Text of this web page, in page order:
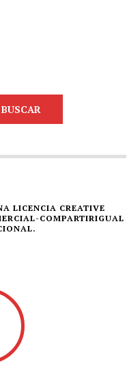
LICENCIA CREATIVE
COMPARTIRIGUAL